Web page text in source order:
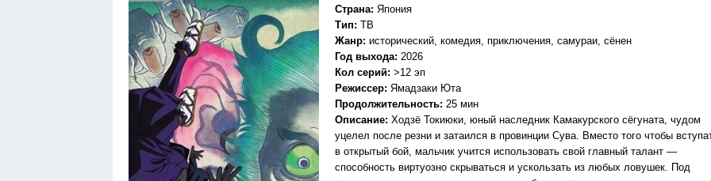
Страна: Япония
Тип: ТВ
Жанр: исторический, комедия, приключения, самураи, сёнен
Год выхода: 2026
Кол серий: >12 эп
Режиссер: Ямадзаки Юта
Продолжительность: 25 мин
Описание: Ходзё Токиюки, юный наследник Камакурского сёгуната, чудом
уцелел после резни и затаился в провинции Сува. Вместо того чтобы
в открытый бой, мальчик учится использовать свой главный талант —
способность виртуозно скрываться и ускользать из любых ловушек. Под